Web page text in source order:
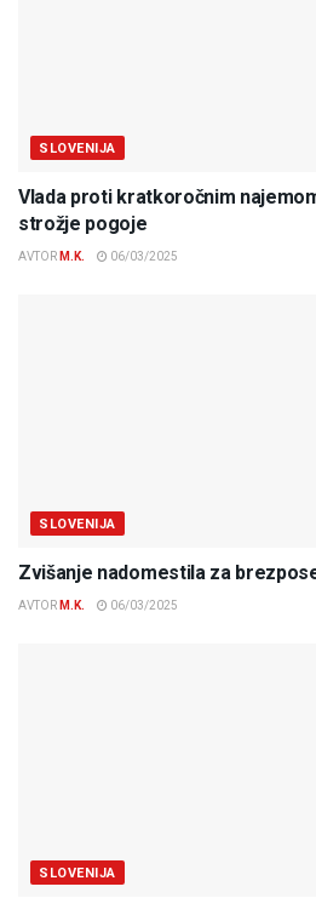
SLOVENIJA
Vlada proti kratkoročnim
strožje pogoje
AVTOR M.K. 06/03/2025
SLOVENIJA
Zvišanje nadomestila za
AVTOR M.K. 06/03/2025
SLOVENIJA